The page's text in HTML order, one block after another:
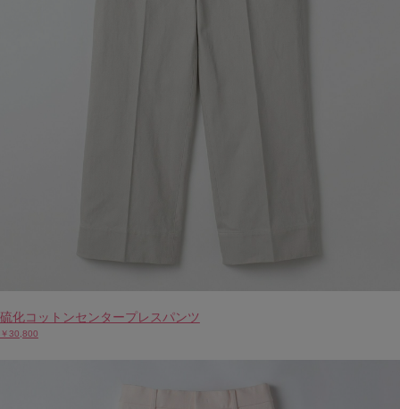
硫化コットンセンタープレスパンツ
￥30,800